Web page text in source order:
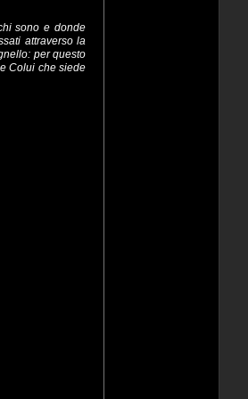
sono e donde
attraverso la
per questo
Colui che siede